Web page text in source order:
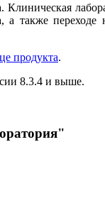
продукта.
8.3.4 и выше.